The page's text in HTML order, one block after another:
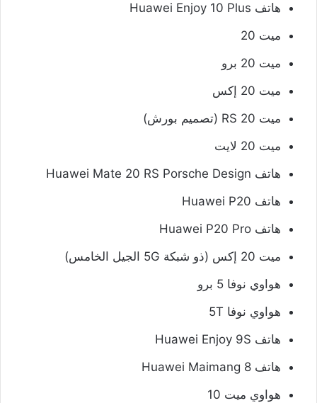
هاتف Huawei Enjoy 10 Plus
ميت 20
ميت 20 برو
ميت 20 إكس
ميت 20 RS (تصميم بورش)
ميت 20 لايت
هاتف Huawei Mate 20 RS Porsche Design
هاتف Huawei P20
هاتف Huawei P20 Pro
ميت 20 إكس (ذو شبكة 5G الجيل الخامس)
هواوي نوفا 5 برو
هواوي نوفا 5T
هاتف Huawei Enjoy 9S
هاتف Huawei Maimang 8
هواوي ميت 10